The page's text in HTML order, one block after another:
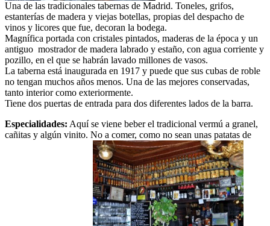
Una de las tradicionales tabernas de Madrid. Toneles, grifos,
estanterías de madera y viejas botellas, propias del despacho de
vinos y licores que fue, decoran la bodega.
Magnífica portada con cristales pintados, maderas de la época y un
antiguo mostrador de madera labrado y estaño, con agua corriente y
pozillo, en el que se habrán lavado millones de vasos.
La taberna está inaugurada en 1917 y puede que sus cubas de roble
no tengan muchos años menos. Una de las mejores conservadas,
tanto interior como exteriormente.
Tiene dos puertas de entrada para dos diferentes lados de la barra.
Especialidades: Aquí se viene beber el tradicional vermú a granel,
cañitas y algún vinito. No a comer, como no sean unas patatas de